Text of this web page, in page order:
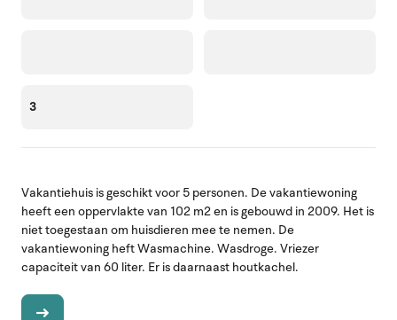
3
Vakantiehuis is geschikt voor 5 personen. De vakantiewoning
heeft een oppervlakte van 102 m2 en is gebouwd in 2009. Het is
niet toegestaan om huisdieren mee te nemen. De
vakantiewoning heft Wasmachine. Wasdroge. Vriezer
capaciteit van 60 liter. Er is daarnaast houtkachel.